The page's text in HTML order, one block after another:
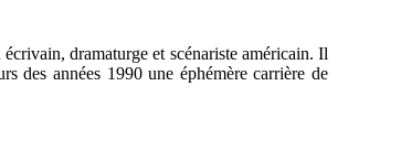
dramaturge et scénariste américain. Il
des années 1990 une éphémère carrière de